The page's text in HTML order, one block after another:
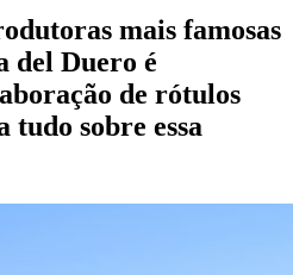
mais famosas
del Duero é
de rótulos
tudo sobre essa